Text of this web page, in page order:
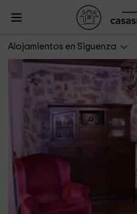
Alojamientos en Siguenza
Apartamento rural Cayetana